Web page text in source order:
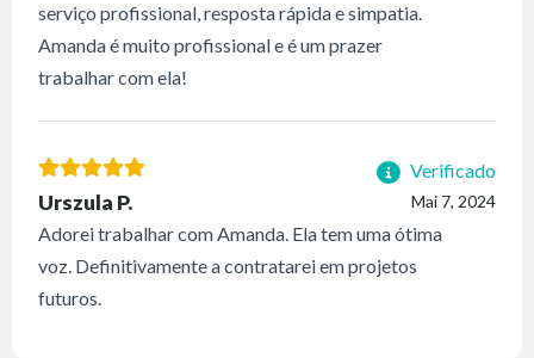
serviço profissional, resposta rápida e simpatia.
Amanda é muito profissional e é um prazer
trabalhar com ela!
Verificado
Mai 7, 2024
Urszula P.
Adorei trabalhar com Amanda. Ela tem uma ótima
voz. Definitivamente a contratarei em projetos
futuros.